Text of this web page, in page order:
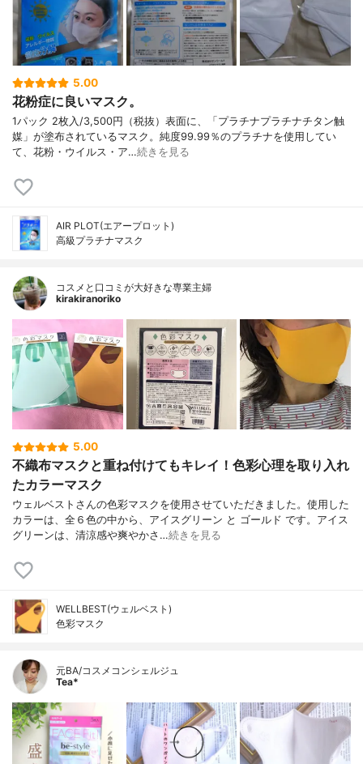
5.00
花粉症に良いマスク。
1パック 2枚入/3,500円（税抜）表面に、「プラチナプラチナチタン触
媒」が塗布されているマスク。純度99.99％のプラチナを使用してい
て、花粉・ウイルス・ア…続きを見る
AIR PLOT(エアープロット)
高級プラチナマスク
コスメと口コミが大好きな専業主婦
kirakiranoriko
5.00
不織布マスクと重ね付けてもキレイ！色彩心理を取り入れ
たカラーマスク
ウェルベストさんの色彩マスクを使用させていただきました。使用した
カラーは、全６色の中から、アイスグリーン と ゴールド です。アイス
グリーンは、清涼感や爽やかさ…続きを見る
WELLBEST(ウェルベスト)
色彩マスク
元BA/コスメコンシェルジュ
Tea*